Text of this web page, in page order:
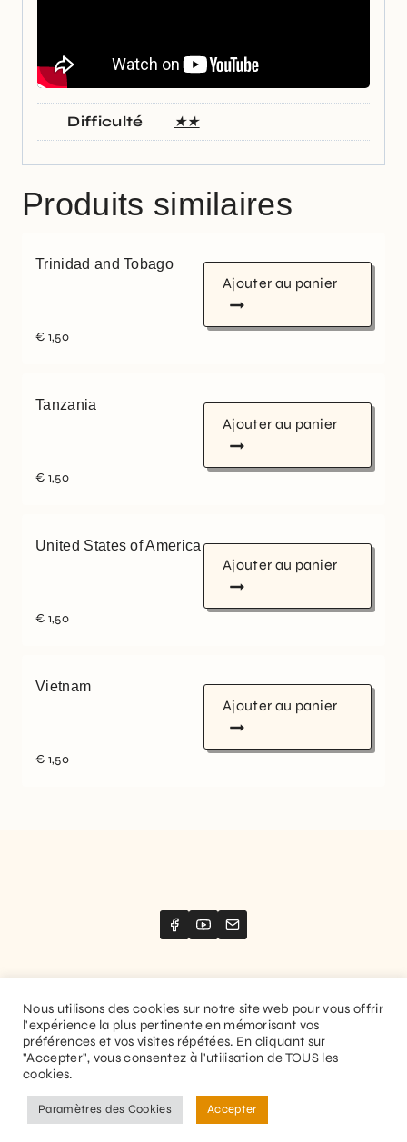
Difficulté ★★
Produits similaires
Trinidad and Tobago
€ 1,50
Ajouter au panier
Tanzania
€ 1,50
Ajouter au panier
United States of America
€ 1,50
Ajouter au panier
Vietnam
€ 1,50
Ajouter au panier
Website created byStimize
© 2026 Guitaranthem. All rights reserved.
Privacy Policy Terms and Conditions
Nous utilisons des cookies sur notre site web pour vous offrir
l'expérience la plus pertinente en mémorisant vos
préférences et vos visites répétées. En cliquant sur
"Accepter", vous consentez à l'utilisation de TOUS les
cookies.
Paramètres des Cookies Accepter